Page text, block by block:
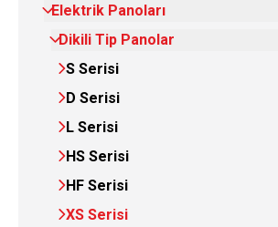
Elektrik Panoları
Dikili Tip Panolar
S Serisi
D Serisi
L Serisi
HS Serisi
HF Serisi
XS Serisi